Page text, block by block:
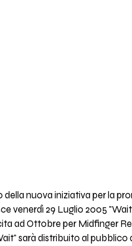
della nuova iniziativa per la
venerdì 29 Luglio 2005
ad Ottobre per Midfinger
sarà distribuito al